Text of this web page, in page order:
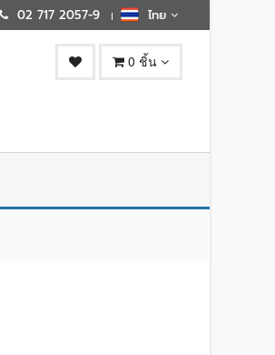
02 717 2057-9 ไทย
0 ชิ้น